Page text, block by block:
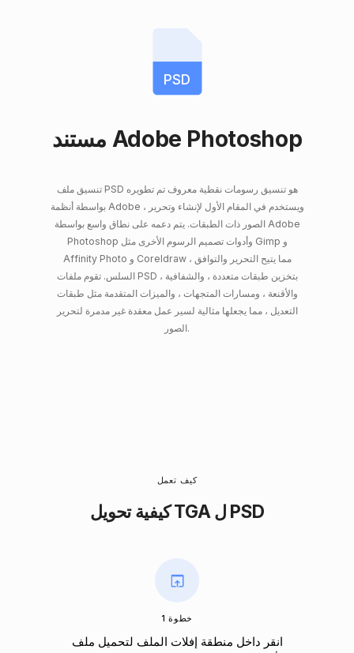
PSD
مستند Adobe Photoshop
تنسيق ملف PSD هو تنسيق رسومات نقطية معروف تم تطويره
بواسطة أنظمة Adobe ، ويستخدم في المقام الأول لإنشاء وتحرير
الصور ذات الطبقات. يتم دعمه على نطاق واسع بواسطة Adobe
Photoshop وأدوات تصميم الرسوم الأخرى مثل Gimp و
Affinity Photo و Coreldraw ، مما يتيح التحرير والتوافق
السلس. تقوم ملفات PSD بتخزين طبقات متعددة ، والشفافية ،
والأقنعة ، ومسارات المتجهات ، والميزات المتقدمة مثل طبقات
التعديل ، مما يجعلها مثالية لسير عمل معقدة غير مدمرة لتحرير
الصور.
كيف تعمل
كيفية تحويل TGA ل PSD
خطوة 1
انقر داخل منطقة إفلات الملف لتحميل ملف